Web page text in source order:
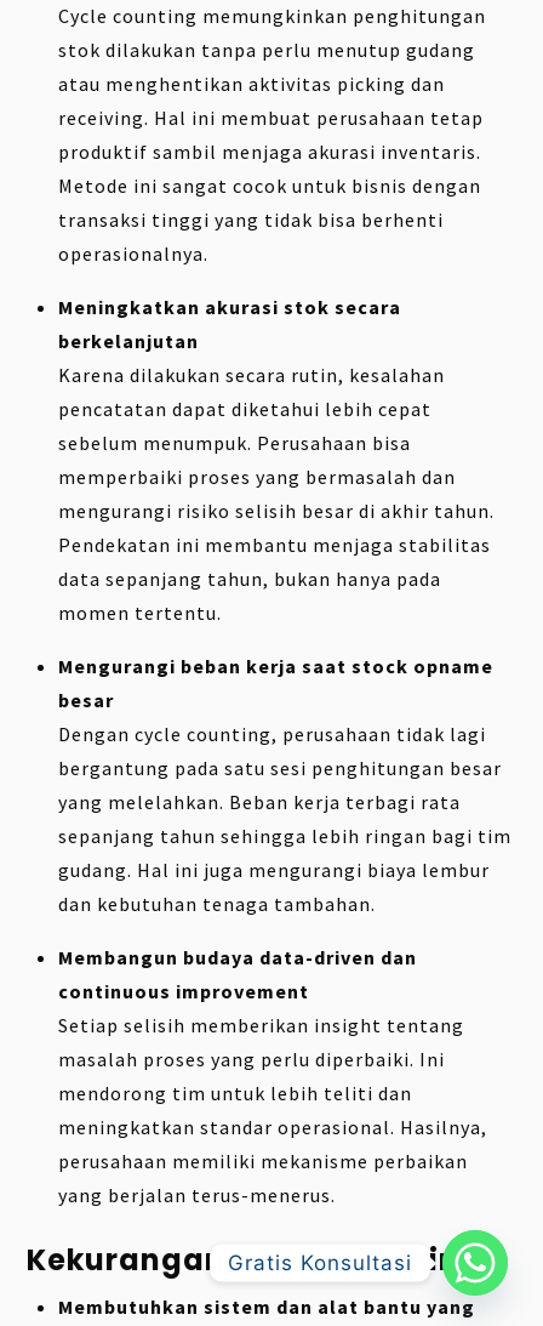
Cycle counting memungkinkan penghitungan
stok dilakukan tanpa perlu menutup gudang
atau menghentikan aktivitas picking dan
receiving. Hal ini membuat perusahaan tetap
produktif sambil menjaga akurasi inventaris.
Metode ini sangat cocok untuk bisnis dengan
transaksi tinggi yang tidak bisa berhenti
operasionalnya.
Meningkatkan akurasi stok secara
berkelanjutan
Karena dilakukan secara rutin, kesalahan
pencatatan dapat diketahui lebih cepat
sebelum menumpuk. Perusahaan bisa
memperbaiki proses yang bermasalah dan
mengurangi risiko selisih besar di akhir tahun.
Pendekatan ini membantu menjaga stabilitas
data sepanjang tahun, bukan hanya pada
momen tertentu.
Mengurangi beban kerja saat stock opname
besar
Dengan cycle counting, perusahaan tidak lagi
bergantung pada satu sesi penghitungan besar
yang melelahkan. Beban kerja terbagi rata
sepanjang tahun sehingga lebih ringan bagi tim
gudang. Hal ini juga mengurangi biaya lembur
dan kebutuhan tenaga tambahan.
Membangun budaya data-driven dan
continuous improvement
Setiap selisih memberikan insight tentang
masalah proses yang perlu diperbaiki. Ini
mendorong tim untuk lebih teliti dan
meningkatkan standar operasional. Hasilnya,
perusahaan memiliki mekanisme perbaikan
yang berjalan terus-menerus.
Kekurangan Cycle Counting
Membutuhkan sistem dan alat bantu yang
Gratis Konsultasi